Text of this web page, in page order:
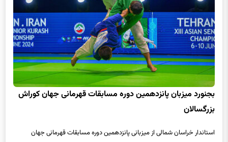
بجنورد میزبان پانزدهمین دوره مسابقات قهرمانی جهان کوراش
بزرگسالان
استاندار خراسان شمالی از میزبانی پانزدهمین دوره مسابقات قهرمانی جهان